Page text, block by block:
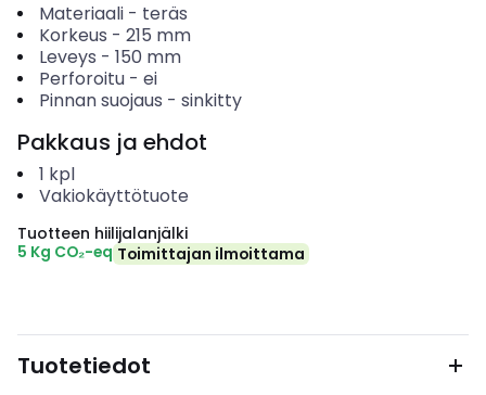
Materiaali- teräs
Korkeus - 215 mm
Leveys - 150 mm
Perforoitu- ei
Pinnan suojaus - sinkitty
Pakkaus ja ehdot
1 kpl
Vakiokäyttötuote
Tuotteen hiilijalanjälki
5 Kg CO₂-eq Toimittajan ilmoittama
Tuotetiedot